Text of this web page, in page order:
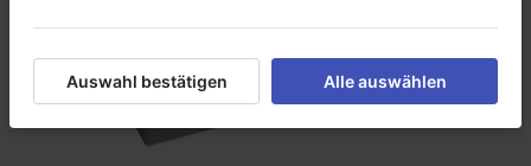
Auswahl bestätigen Alle auswählen